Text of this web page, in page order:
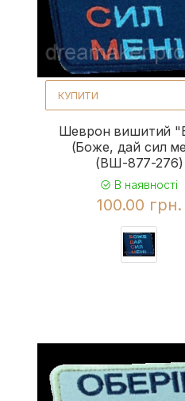
КУПИТИ
Шеврон вишитий
(Боже, дай сил
(ВШ-877-276)
В наявності
100.00 грн.